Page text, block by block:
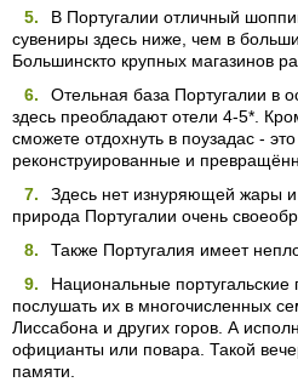
В Португалии отличный
сувениры здесь ниже, чем в
Большинскто крупных магазинов
Отельная база Португалии в
здесь преобладают отели 4-5*.
сможете отдохнуть в поузадас -
реконструированные и
Здесь нет изнуряющей жары и
природа Португалии очень
Также Португалия имеет
Национальные
послушать их в многочисленных
Лиссабона и других горов. А
официанты или повара. Такой
памяти.